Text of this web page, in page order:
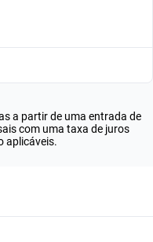
a partir de uma entrada de
com uma taxa de juros
aplicáveis.